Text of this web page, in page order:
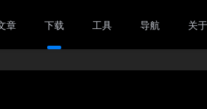
章 下载 工具 导航 关